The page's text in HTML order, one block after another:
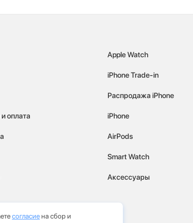
оплата
Apple Watch
iPhone Trade-in
Распродажа iPhone
iPhone
AirPods
Smart Watch
Аксессуары
согласиена сбор и